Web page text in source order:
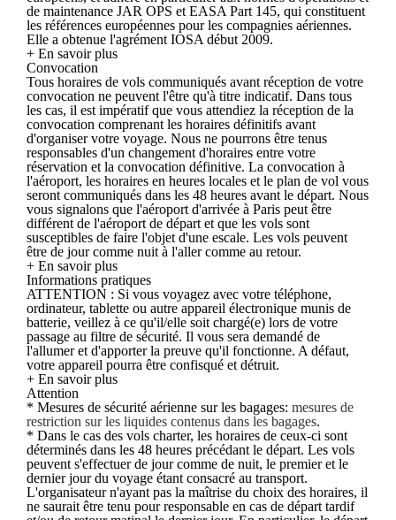
de maintenance JAR OPS et EASA Part 145, qui constituent
les références européennes pour les compagnies aériennes.
Elle a obtenue l'agrément IOSA début 2009.
+ En savoir plus
Convocation
Tous horaires de vols communiqués avant réception de votre
convocation ne peuvent l'être qu'à titre indicatif. Dans tous
les cas, il est impératif que vous attendiez la réception de la
convocation comprenant les horaires définitifs avant
d'organiser votre voyage. Nous ne pourrons être tenus
responsables d'un changement d'horaires entre votre
réservation et la convocation définitive. La convocation à
l'aéroport, les horaires en heures locales et le plan de vol vous
seront communiqués dans les 48 heures avant le départ. Nous
vous signalons que l'aéroport d'arrivée à Paris peut être
différent de l'aéroport de départ et que les vols sont
susceptibles de faire l'objet d'une escale. Les vols peuvent
être de jour comme nuit à l'aller comme au retour.
+ En savoir plus
Informations pratiques
ATTENTION : Si vous voyagez avec votre téléphone,
ordinateur, tablette ou autre appareil électronique munis de
batterie, veillez à ce qu'il/elle soit chargé(e) lors de votre
passage au filtre de sécurité. Il vous sera demandé de
l'allumer et d'apporter la preuve qu'il fonctionne. A défaut,
votre appareil pourra être confisqué et détruit.
+ En savoir plus
Attention
* Mesures de sécurité aérienne sur les bagages: mesures de
restriction sur les liquides contenus dans les bagages.
* Dans le cas des vols charter, les horaires de ceux-ci sont
déterminés dans les 48 heures précédant le départ. Les vols
peuvent s'effectuer de jour comme de nuit, le premier et le
dernier jour du voyage étant consacré au transport.
L'organisateur n'ayant pas la maîtrise du choix des horaires, il
ne saurait être tenu pour responsable en cas de départ tardif